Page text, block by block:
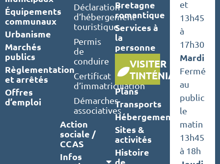
Équipements
communaux
Urbanisme
Marchés
publics
Règlementation
et arrêtés
Offres
d’emploi
Déclaration
d’hébergement
touristique
Permis
de
conduire
Certificat
d’immatriculation
Démarches
associatives
Action
sociale /
CCAS
Infos
Bretagne
romantique
Services à
la
personne
VISITER
TINTÉNIAC
Plans
Transports
Hébergements
Sites &
activités
Histoire
et
13h45
à
17h30
Mardi
Fermé
au
public
le
matin
13h45
à 18h